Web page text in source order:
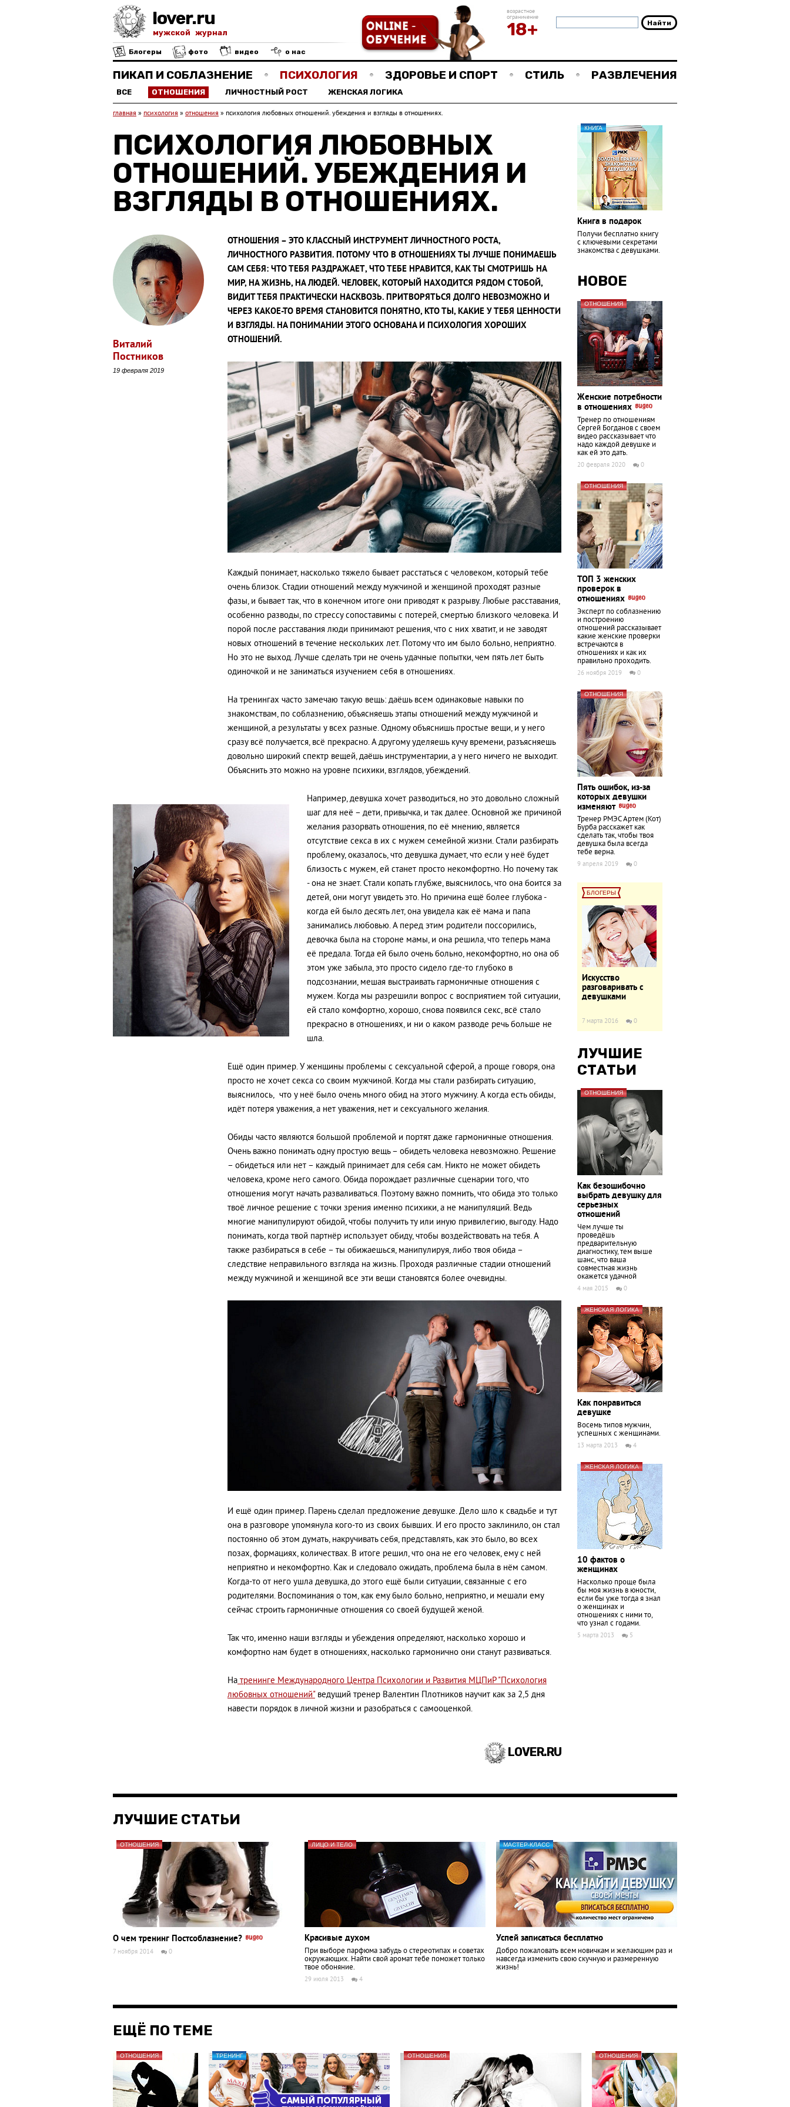
lover.ru
мужской журнал
возрастное
ограничение
18+
Блогеры фото видео о нас
ПИКАП И СОБЛАЗНЕНИЕ ПСИХОЛОГИЯ ЗДОРОВЬЕ И СПОРТ СТИЛЬ РАЗВЛЕЧЕНИЯ
ВСЕ ОТНОШЕНИЯ ЛИЧНОСТНЫЙ РОСТ ЖЕНСКАЯ ЛОГИКА
главная » психология » отношения » психология любовных отношений. убеждения и взгляды в отношениях.
КНИГА
Книга в подарок
Получи бесплатно книгу
с ключевыми секретами
знакомства с девушками.
НОВОЕ
ОТНОШЕНИЯ
Женские потребности
в отношениях
Тренер по отношениям
Сергей Богданов с своем
видео рассказывает что
надо каждой девушке и
как ей это дать.
20 февраля 2020 0
ОТНОШЕНИЯ
ТОП 3 женских
проверок в
отношениях
Эксперт по соблазнению
и построению
отношений рассказывает
какие женские проверки
встречаются в
отношениях и как их
правильно проходить.
26 ноября 2019 0
ОТНОШЕНИЯ
Пять ошибок, из-за
которых девушки
изменяют
Тренер РМЭС Артем (Кот)
Бурба расскажет как
сделать так, чтобы твоя
девушка была всегда
тебе верна.
9 апреля 2019 0
БЛОГЕРЫ
Искусство
разговаривать с
девушками
7 марта 2016 0
ЛУЧШИЕ
СТАТЬИ
ОТНОШЕНИЯ
Как безошибочно
выбрать девушку для
серьезных
отношений
Чем лучше ты
проведёшь
предварительную
диагностику, тем выше
шанс, что ваша
совместная жизнь
окажется удачной
4 мая 2015 0
ЖЕНСКАЯ ЛОГИКА
Как понравиться
девушке
Восемь типов мужчин,
успешных с женщинами.
13 марта 2013 4
ЖЕНСКАЯ ЛОГИКА
10 фактов о
женщинах
Насколько проще была
бы моя жизнь в юности,
если бы уже тогда я знал
о женщинах и
отношениях с ними то,
что узнал с годами.
5 марта 2013 5
ПСИХОЛОГИЯ ЛЮБОВНЫХ
ОТНОШЕНИЙ. УБЕЖДЕНИЯ И
ВЗГЛЯДЫ В ОТНОШЕНИЯХ.
Виталий
Постников
19 февраля 2019
ОТНОШЕНИЯ – ЭТО КЛАССНЫЙ ИНСТРУМЕНТ ЛИЧНОСТНОГО РОСТА,
ЛИЧНОСТНОГО РАЗВИТИЯ. ПОТОМУ ЧТО В ОТНОШЕНИЯХ ТЫ ЛУЧШЕ ПОНИМАЕШЬ
САМ СЕБЯ: ЧТО ТЕБЯ РАЗДРАЖАЕТ, ЧТО ТЕБЕ НРАВИТСЯ, КАК ТЫ СМОТРИШЬ НА
МИР, НА ЖИЗНЬ, НА ЛЮДЕЙ. ЧЕЛОВЕК, КОТОРЫЙ НАХОДИТСЯ РЯДОМ С ТОБОЙ,
ВИДИТ ТЕБЯ ПРАКТИЧЕСКИ НАСКВОЗЬ. ПРИТВОРЯТЬСЯ ДОЛГО НЕВОЗМОЖНО И
ЧЕРЕЗ КАКОЕ-ТО ВРЕМЯ СТАНОВИТСЯ ПОНЯТНО, КТО ТЫ, КАКИЕ У ТЕБЯ ЦЕННОСТИ
И ВЗГЛЯДЫ. НА ПОНИМАНИИ ЭТОГО ОСНОВАНА И ПСИХОЛОГИЯ ХОРОШИХ
ОТНОШЕНИЙ.
Каждый понимает, насколько тяжело бывает расстаться с человеком, который тебе
очень близок. Стадии отношений между мужчиной и женщиной проходят разные
фазы, и бывает так, что в конечном итоге они приводят к разрыву. Любые расставания,
особенно разводы, по стрессу сопоставимы с потерей, смертью близкого человека. И
порой после расставания люди принимают решения, что с них хватит, и не заводят
новых отношений в течение нескольких лет. Потому что им было больно, неприятно.
Но это не выход. Лучше сделать три не очень удачные попытки, чем пять лет быть
одиночкой и не заниматься изучением себя в отношениях.
На тренингах часто замечаю такую вещь: даёшь всем одинаковые навыки по
знакомствам, по соблазнению, объясняешь этапы отношений между мужчиной и
женщиной, а результаты у всех разные. Одному объяснишь простые вещи, и у него
сразу всё получается, всё прекрасно. А другому уделяешь кучу времени, разъясняешь
довольно широкий спектр вещей, даёшь инструментарии, а у него ничего не выходит.
Объяснить это можно на уровне психики, взглядов, убеждений.
Например, девушка хочет разводиться, но это довольно сложный
шаг для неё – дети, привычка, и так далее. Основной же причиной
желания разорвать отношения, по её мнению, является
отсутствие секса в их с мужем семейной жизни. Стали разбирать
проблему, оказалось, что девушка думает, что если у неё будет
близость с мужем, ей станет просто некомфортно. Но почему так
- она не знает. Стали копать глубже, выяснилось, что она боится за
детей, они могут увидеть это. Но причина ещё более глубока -
когда ей было десять лет, она увидела как её мама и папа
занимались любовью. А перед этим родители поссорились,
девочка была на стороне мамы, и она решила, что теперь мама
её предала. Тогда ей было очень больно, некомфортно, но она об
этом уже забыла, это просто сидело где-то глубоко в
подсознании, мешая выстраивать гармоничные отношения с
мужем. Когда мы разрешили вопрос с восприятием той ситуации,
ей стало комфортно, хорошо, снова появился секс, всё стало
прекрасно в отношениях, и ни о каком разводе речь больше не
шла.
Ещё один пример. У женщины проблемы с сексуальной сферой, а проще говоря, она
просто не хочет секса со своим мужчиной. Когда мы стали разбирать ситуацию,
выяснилось, что у неё было очень много обид на этого мужчину. А когда есть обиды,
идёт потеря уважения, а нет уважения, нет и сексуального желания.
Обиды часто являются большой проблемой и портят даже гармоничные отношения.
Очень важно понимать одну простую вещь – обидеть человека невозможно. Решение
– обидеться или нет – каждый принимает для себя сам. Никто не может обидеть
человека, кроме него самого. Обида порождает различные сценарии того, что
отношения могут начать разваливаться. Поэтому важно помнить, что обида это только
твоё личное решение с точки зрения именно психики, а не манипуляций. Ведь
многие манипулируют обидой, чтобы получить ту или иную привилегию, выгоду. Надо
понимать, когда твой партнёр использует обиду, чтобы воздействовать на тебя. А
также разбираться в себе – ты обижаешься, манипулируя, либо твоя обида –
следствие неправильного взгляда на жизнь. Проходя различные стадии отношений
между мужчиной и женщиной все эти вещи становятся более очевидны.
И ещё один пример. Парень сделал предложение девушке. Дело шло к свадьбе и тут
она в разговоре упомянула кого-то из своих бывших. И его просто заклинило, он стал
постоянно об этом думать, накручивать себя, представлять, как это было, во всех
позах, формациях, количествах. В итоге решил, что она не его человек, ему с ней
неприятно и некомфортно. Как и следовало ожидать, проблема была в нём самом.
Когда-то от него ушла девушка, до этого ещё были ситуации, связанные с его
родителями. Воспоминания о том, как ему было больно, неприятно, и мешали ему
сейчас строить гармоничные отношения со своей будущей женой.
Так что, именно наши взгляды и убеждения определяют, насколько хорошо и
комфортно нам будет в отношениях, насколько гармонично они станут развиваться.
Натренинге Международного Центра Психологии и Развития МЦПиР "Психология
любовных отношений"ведущий тренер Валентин Плотников научит как за 2,5 дня
навести порядок в личной жизни и разобраться с самооценкой.
LOVER.RU
ЛУЧШИЕ СТАТЬИ
ОТНОШЕНИЯ
О чем тренинг Постсоблазнение?
7 ноября 2014 0
ЛИЦО И ТЕЛО
Красивые духом
При выборе парфюма забудь о стереотипах и советах
окружающих. Найти свой аромат тебе поможет только
твое обоняние.
29 июля 2013 4
МАСТЕР-КЛАСС
Успей записаться бесплатно
Добро пожаловать всем новичкам и желающим раз и
навсегда изменить свою скучную и размеренную
жизнь!
ЕЩЁ ПО ТЕМЕ
ОТНОШЕНИЯ ТРЕНИНГ ОТНОШЕНИЯ ОТНОШЕНИЯ